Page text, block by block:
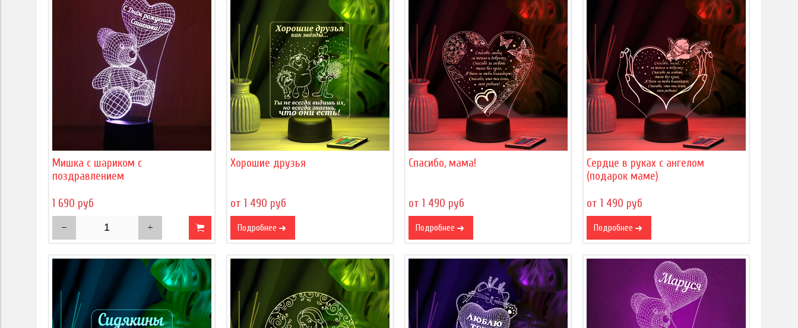
Мишка с шариком с
поздравлением
1 690 руб
Хорошие друзья
от 1 490 руб
Подробнее
Спасибо, мама!
от 1 490 руб
Подробнее
Сердце в руках с ангелом
(подарок маме)
от 1 490 руб
Подробнее